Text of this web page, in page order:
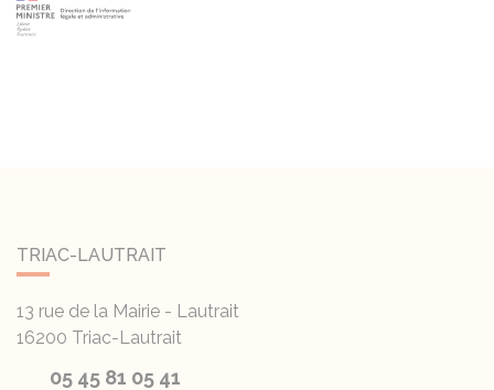
TRIAC-LAUTRAIT
13 rue de la Mairie - Lautrait
16200 Triac-Lautrait
05 45 81 05 41